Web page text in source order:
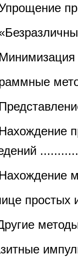
Нахождение
Нахождение
простых